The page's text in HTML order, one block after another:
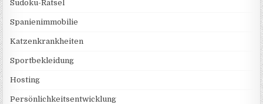
Sudoku-Rätsel
Spanienimmobilie
Katzenkrankheiten
Sportbekleidung
Hosting
Persönlichkeitsentwicklung